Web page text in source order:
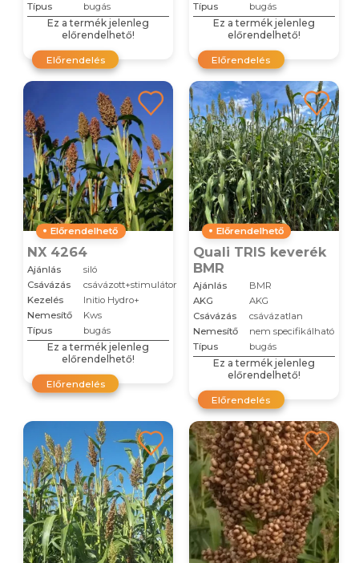
Típus
bugás
Ez a termék jelenleg
előrendelhető!
Előrendelés
Típus
bugás
Ez a termék jelenleg
előrendelhető!
Előrendelés
Előrendelhető
NX 4264
Ajánlás
siló
Csávázás
csávázott+stimulátor
Kezelés
Initio Hydro+
Nemesítő
Kws
Típus
bugás
Ez a termék jelenleg
előrendelhető!
Előrendelés
Előrendelhető
Quali TRIS keverék
BMR
Ajánlás
BMR
AKG
AKG
Csávázás
csávázatlan
Nemesítő
nem specifikálható
Típus
bugás
Ez a termék jelenleg
előrendelhető!
Előrendelés